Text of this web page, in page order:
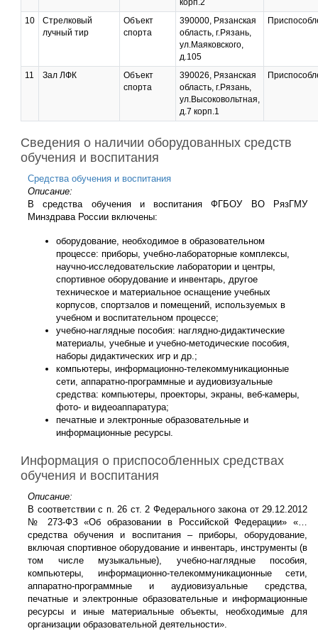
предоставляются
специальные
учебники, учебные
дидактические
материалы, в том
числе в формате
непечатных
видеофайлов).
Обеспечивается
точки, подключенной
отдельные издания
оснащены
автоматическим
синтезатором речи,
обеспечивается
управления
шрифтом, цветом и
вызова
рук,
корп.2
10
Стрелковый
лучный тир
Объект
спорта
390000, Рязанская
область, г.Рязань,
ул.Маяковского,
д.105
11 Зал ЛФК
Объект
спорта
390026, Рязанская
область, г.Рязань,
ул.Высоковольтная,
д.7 корп.1
Сведения о наличии оборудованных средств
обучения и воспитания
Средства обучения и воспитания
Описание:
В средства обучения и воспитания ФГБОУ ВО РязГМУ
Минздрава России включены:
оборудование, необходимое в образовательном
процессе: приборы, учебно-лабораторные комплексы,
научно-исследовательские лаборатории и центры,
спортивное оборудование и инвентарь, другое
техническое и материальное оснащение учебных
корпусов, спортзалов и помещений, используемых в
учебном и воспитательном процессе;
учебно-наглядные пособия: наглядно-дидактические
материалы, учебные и учебно-методические пособия,
наборы дидактических игр и др.;
компьютеры, информационно-телекоммуникационные
сети, аппаратно-программные и аудиовизуальные
средства: компьютеры, проекторы, экраны, веб-камеры,
фото- и видеоаппаратура;
печатные и электронные образовательные и
информационные ресурсы.
Информация о приспособленных средствах
обучения и воспитания
Описание:
В соответствии с п. 26 ст. 2 Федерального закона от 29.12.2012
№ 273-ФЗ «Об образовании в Российской Федерации» «…
средства обучения и воспитания – приборы, оборудование,
включая спортивное оборудование и инвентарь, инструменты (в
том числе музыкальные), учебно-наглядные пособия,
компьютеры, информационно-телекоммуникационные сети,
аппаратно-программные и аудиовизуальные средства,
печатные и электронные образовательные и информационные
ресурсы и иные материальные объекты, необходимые для
организации образовательной деятельности».